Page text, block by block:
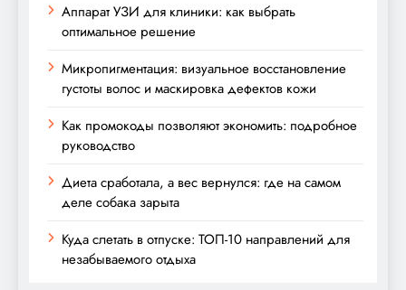
Аппарат УЗИ для клиники: как выбрать
оптимальное решение
Микропигментация: визуальное восстановление
густоты волос и маскировка дефектов кожи
Как промокоды позволяют экономить: подробное
руководство
Диета сработала, а вес вернулся: где на самом
деле собака зарыта
Куда слетать в отпуске: ТОП-10 направлений для
незабываемого отдыха